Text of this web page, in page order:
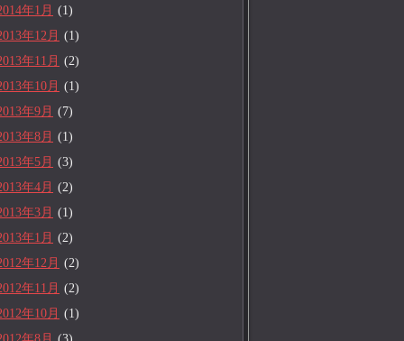
年1月 (1)
年12月 (1)
年11月 (2)
年10月 (1)
年9月 (7)
年8月 (1)
年5月 (3)
年4月 (2)
年3月 (1)
年1月 (2)
年12月 (2)
年11月 (2)
年10月 (1)